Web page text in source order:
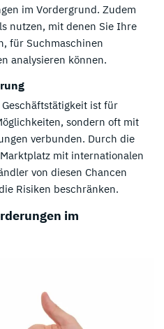
im Vordergrund. Zudem
nutzen, mit denen Sie Ihre
für Suchmaschinen
analysieren können.
ist für
sondern oft mit
verbunden. Durch die
mit internationalen
von diesen Chancen
Risiken beschränken.
im